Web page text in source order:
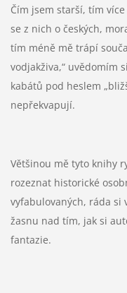
Čím jsem starší, tím
se z nich o českých,
tím méně mě trápí
vodjakživa,“ uvědomím
kabátů pod heslem
nepřekvapují.
Většinou mě tyto knihy
rozeznat historické
vyfabulovaných, ráda si
žasnu nad tím, jak si
fantazie.